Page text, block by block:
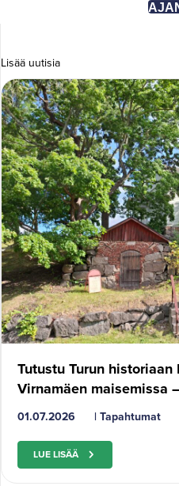
Lisää uutisia
Tutustu Turun
Virnamäen maisemissa
01.07.2026 | Tapahtumat
LUE LISÄÄ